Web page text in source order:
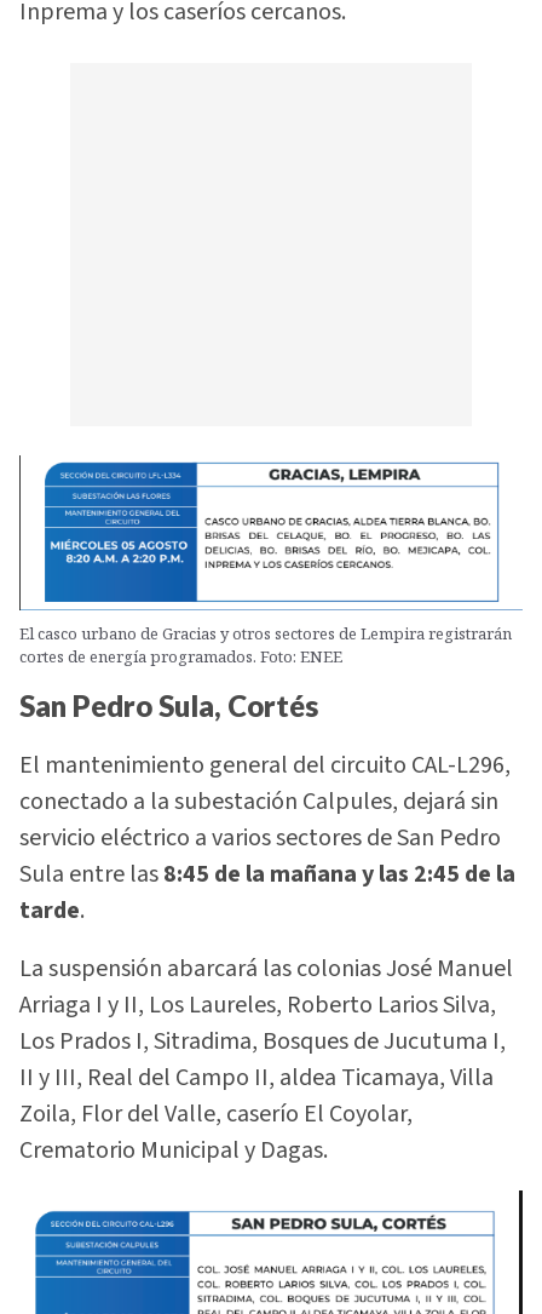
Inprema y los caseríos cercanos.
El casco urbano de Gracias y otros sectores de Lempira registrarán
cortes de energía programados. Foto: ENEE
San Pedro Sula, Cortés
El mantenimiento general del circuito CAL-L296,
conectado a la subestación Calpules, dejará sin
servicio eléctrico a varios sectores de San Pedro
Sula entre las8:45 de la mañana y las 2:45 de la
tarde.
La suspensión abarcará las colonias José Manuel
Arriaga I y II, Los Laureles, Roberto Larios Silva,
Los Prados I, Sitradima, Bosques de Jucutuma I,
II y III, Real del Campo II, aldea Ticamaya, Villa
Zoila, Flor del Valle, caserío El Coyolar,
Crematorio Municipal y Dagas.